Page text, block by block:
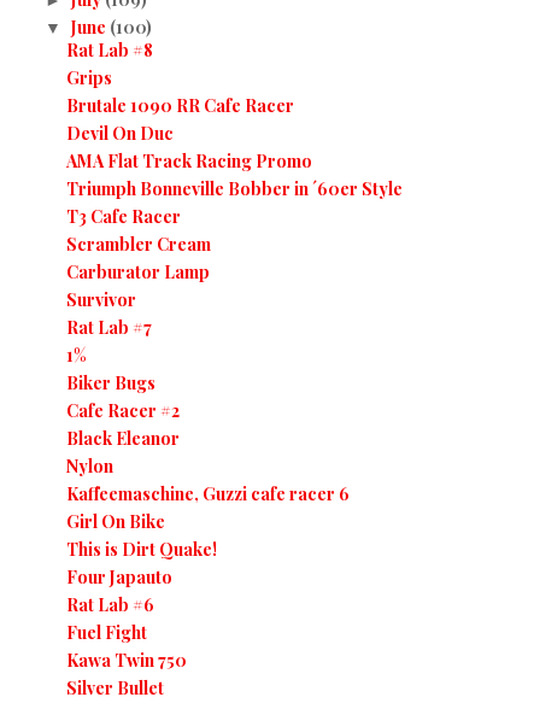
▼ June (100)
Rat Lab #8
Grips
Brutale 1090 RR Cafe Racer
Devil On Duc
AMA Flat Track Racing Promo
Triumph Bonneville Bobber in ´60er Style
T3 Cafe Racer
Scrambler Cream
Carburator Lamp
Survivor
Rat Lab #7
1%
Biker Bugs
Cafe Racer #2
Black Eleanor
Nylon
Kaffeemaschine, Guzzi cafe racer 6
Girl On Bike
This is Dirt Quake!
Four Japauto
Rat Lab #6
Fuel Fight
Kawa Twin 750
Silver Bullet